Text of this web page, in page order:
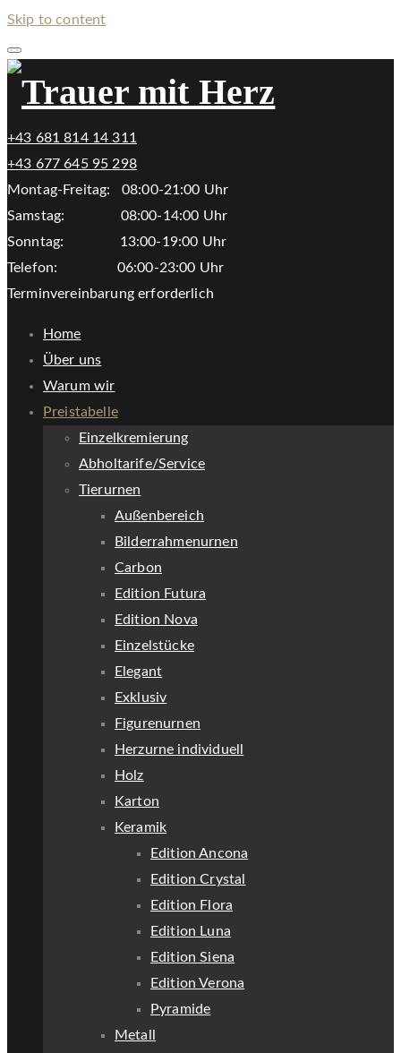
Skip to content
+43 681 814 14 311
+43 677 645 95 298
Montag-Freitag: 08:00-21:00 Uhr
Samstag: 08:00-14:00 Uhr
Sonntag: 13:00-19:00 Uhr
Telefon: 06:00-23:00 Uhr
Terminvereinbarung erforderlich
Home
Über uns
Warum wir
Preistabelle
Einzelkremierung
Abholtarife/Service
Tierurnen
Außenbereich
Bilderrahmenurnen
Carbon
Edition Futura
Edition Nova
Einzelstücke
Elegant
Exklusiv
Figurenurnen
Herzurne individuell
Holz
Karton
Keramik
Edition Ancona
Edition Crystal
Edition Flora
Edition Luna
Edition Siena
Edition Verona
Pyramide
Metall